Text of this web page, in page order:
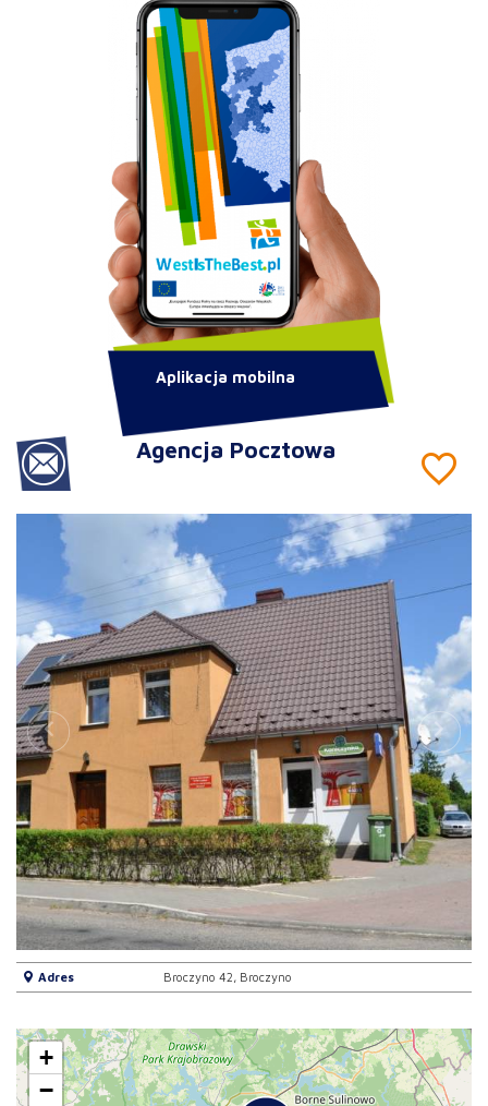
Agencja Pocztowa
Adres Broczyno 42, Broczyno
+
−
Aplikacja mobilna